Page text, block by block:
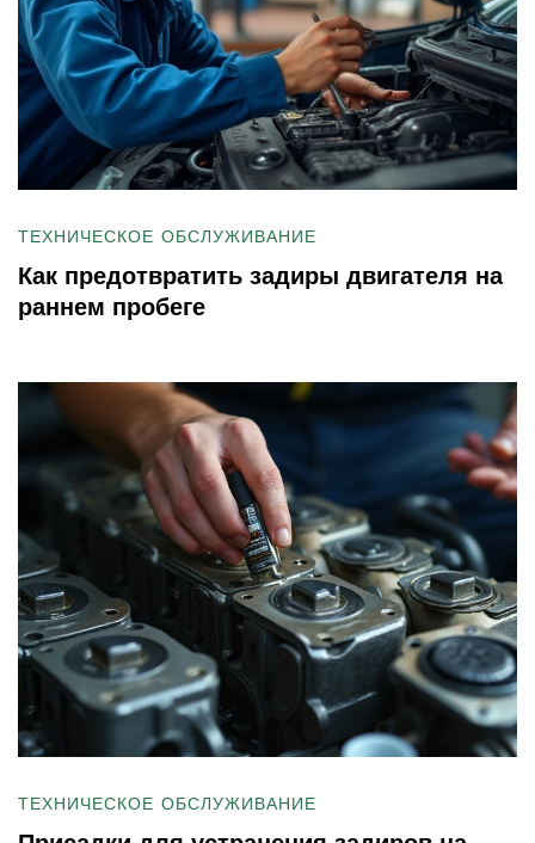
ТЕХНИЧЕСКОЕ ОБСЛУЖИВАНИЕ
Как предотвратить задиры двигателя на
раннем пробеге
ТЕХНИЧЕСКОЕ ОБСЛУЖИВАНИЕ